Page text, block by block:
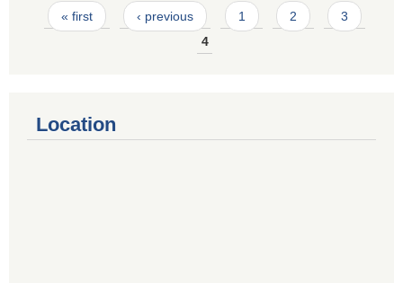
Pages
« first ‹ previous 1 2
3
4
Location